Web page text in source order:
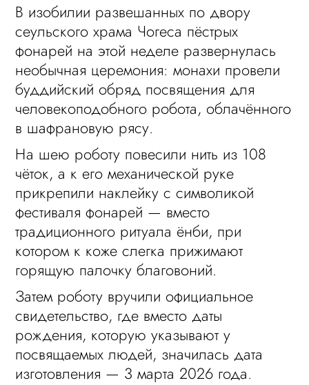
В изобилии развешанных по двору
сеульского храма Чогеса пёстрых
фонарей на этой неделе развернулась
необычная церемония: монахи провели
буддийский обряд посвящения для
человекоподобного робота, облачённого
в шафрановую рясу.
На шею роботу повесили нить из 108
чёток, а к его механической руке
прикрепили наклейку с символикой
фестиваля фонарей — вместо
традиционного ритуала ёнби, при
котором к коже слегка прижимают
горящую палочку благовоний.
Затем роботу вручили официальное
свидетельство, где вместо даты
рождения, которую указывают у
посвящаемых людей, значилась дата
изготовления — 3 марта 2026 года.